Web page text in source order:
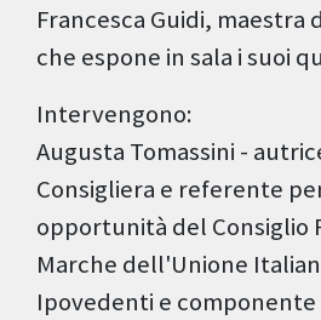
Francesca Guidi, maestra
che espone in sala i suoi
Intervengono:
Augusta Tomassini -
Consigliera e referente
opportunità del Consiglio
Marche dell'Unione
Ipovedenti e